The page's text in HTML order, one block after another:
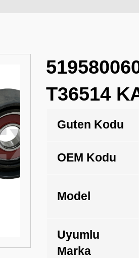
T36514
Guten Kodu
OEM Kodu
Model
Uyumlu
Marka